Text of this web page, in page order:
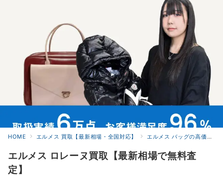
HOME エルメス 買取【最新相場・全国対応】 エルメス バッグの高価買取
エルメス ロレーヌ買取【最新相場で無料査
定】